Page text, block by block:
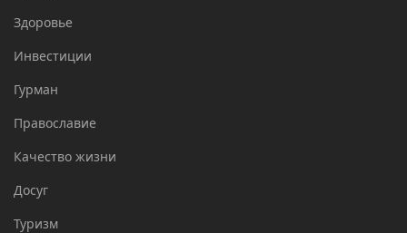
Здоровье
Инвестиции
Гурман
Православие
Качество жизни
Досуг
Туризм